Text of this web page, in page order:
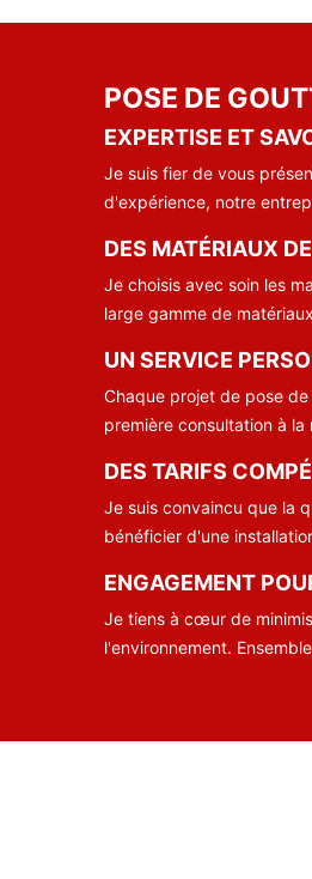
POSE DE
EXPERTISE ET
Je suis fier de vous
d'expérience, notre
DES MATÉRIAUX
Je choisis avec soin les
large gamme de
UN SERVICE
Chaque projet de pose
première consultation à
DES TARIFS
Je suis convaincu que la
bénéficier d'une
ENGAGEMENT
Je tiens à cœur de
l'environnement.